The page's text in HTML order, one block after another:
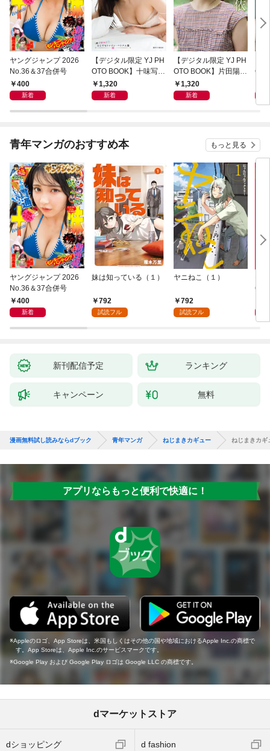
ヤングジャンプ 2026
No.36＆37合併号
400
新着
【デジタル限定 YJ PH
OTO BOOK】十味写真
集「続・『ぽみ』！？
どこでもトレイン・ベ
1,320
新着
【デジタル限定 YJ PH
OTO BOOK】片田陽依
写真集「羽色日和」
1,320
新着
リ」
青年マンガのおすすめ本 もっと見る
ヤングジャンプ 2026
No.36＆37合併号
400
新着
妹は知っている（１）
792
試読フル
ヤニねこ（１）
792
試読フル
6・
新刊配信予定 ランキング
キャンペーン 無料
漫画無料試し読みならdブック 青年マンガ ねじまきカギュー ねじまきカギ
アプリならもっと便利で快適に！
Appleのロゴ、App Storeは、米国もしくはその他の国や地域におけるApple Inc.の商標で
す。App Storeは、Apple Inc.のサービスマークです。
Google Play および Google Play ロゴは Google LLC の商標です。
dマーケットストア
dショッピング d fashion